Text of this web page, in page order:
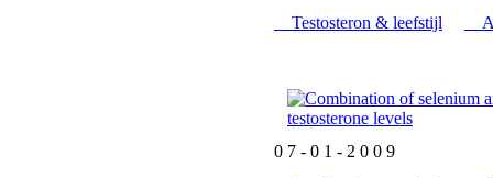
Testosteron & leefstijl
0 7 - 0 1 - 2 0 0 9